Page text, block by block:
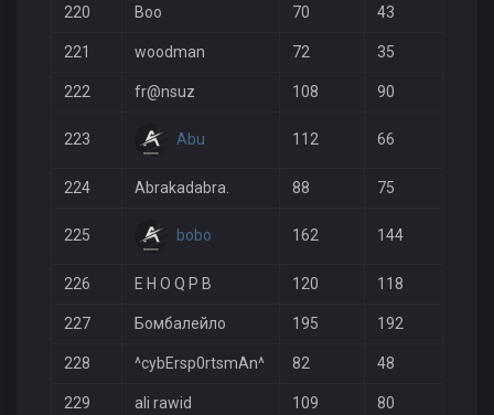
220 Boo 70 43
221 woodman 72 35
222 fr@nsuz 108 90
223 Abu 112 66
224 Abrakadabra. 88 75
225 bobo 162 144
226 E H O Q P B 120 118
227 Бомбалейло 195 192
228 ^cybErsp0rtsmAn^ 82 48
229 ali rawid 109 80